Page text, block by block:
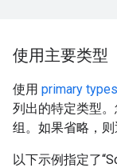
使用主要类型
使用 primary types
列出的特定类型
组。如果省略，则
以下示例指定了